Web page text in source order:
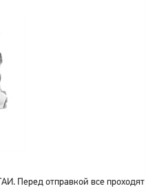
Перед отправкой все проходят